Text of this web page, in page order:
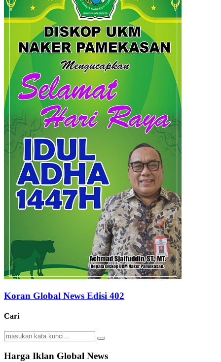
Koran Global News Edisi 402
Cari
Search
for:
Search
Harga Iklan Global News